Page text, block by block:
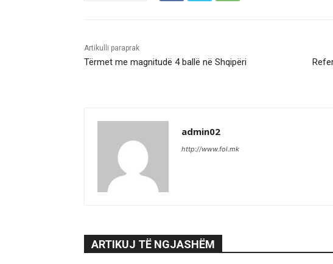
Artikulli paraprak
Tërmet me magnitudë 4 ballë në Shqipëri
admin02
http://www.fol.mk
ARTIKUJ TË NGJASHËM